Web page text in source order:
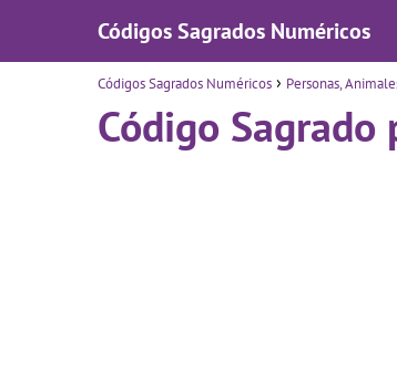
Códigos Sagrados Numéricos
Códigos Sagrados Numéricos Personas,
Código Sagrado